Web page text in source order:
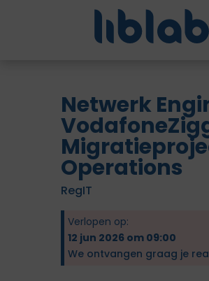
Netwerk
Operations
RegIT
Verlopen op:
12 jun 2026 om 09:00
We ontvangen graag je